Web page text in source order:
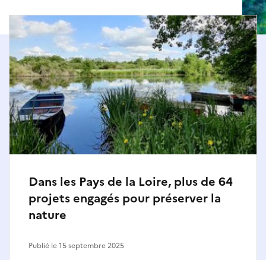
Dans les Pays de la Loire, plus de 64
projets engagés pour préserver la
nature
Publié le 15 septembre 2025